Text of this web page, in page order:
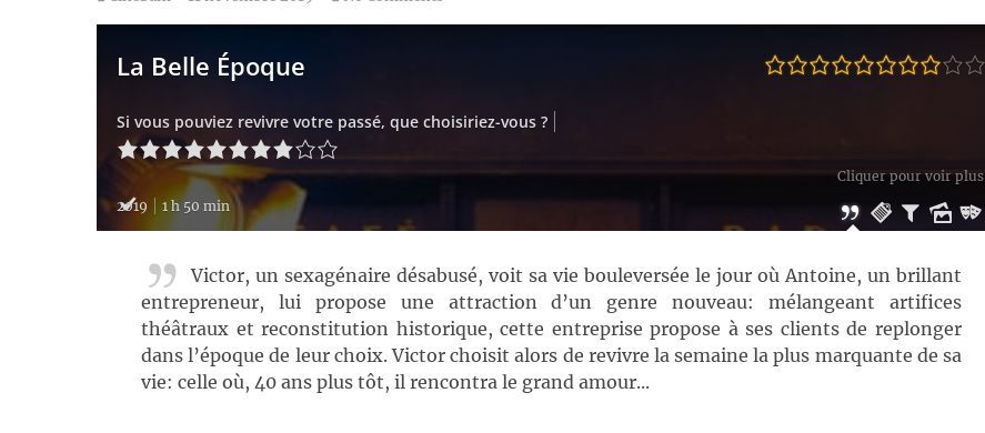
La Belle Époque
Si vous pouviez revivre votre passé, que choisiriez-vous ?
2019 1 h 50 min
Cliquer pour voir plus
Victor, un sexagénaire désabusé, voit sa vie bouleversée le jour où Antoine, un brillant
entrepreneur, lui propose une attraction d’un genre nouveau: mélangeant artifices
théâtraux et reconstitution historique, cette entreprise propose à ses clients de replonger
dans l’époque de leur choix. Victor choisit alors de revivre la semaine la plus marquante de sa
vie: celle où, 40 ans plus tôt, il rencontra le grand amour...